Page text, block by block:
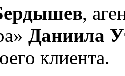
,
Даниила
клиента.